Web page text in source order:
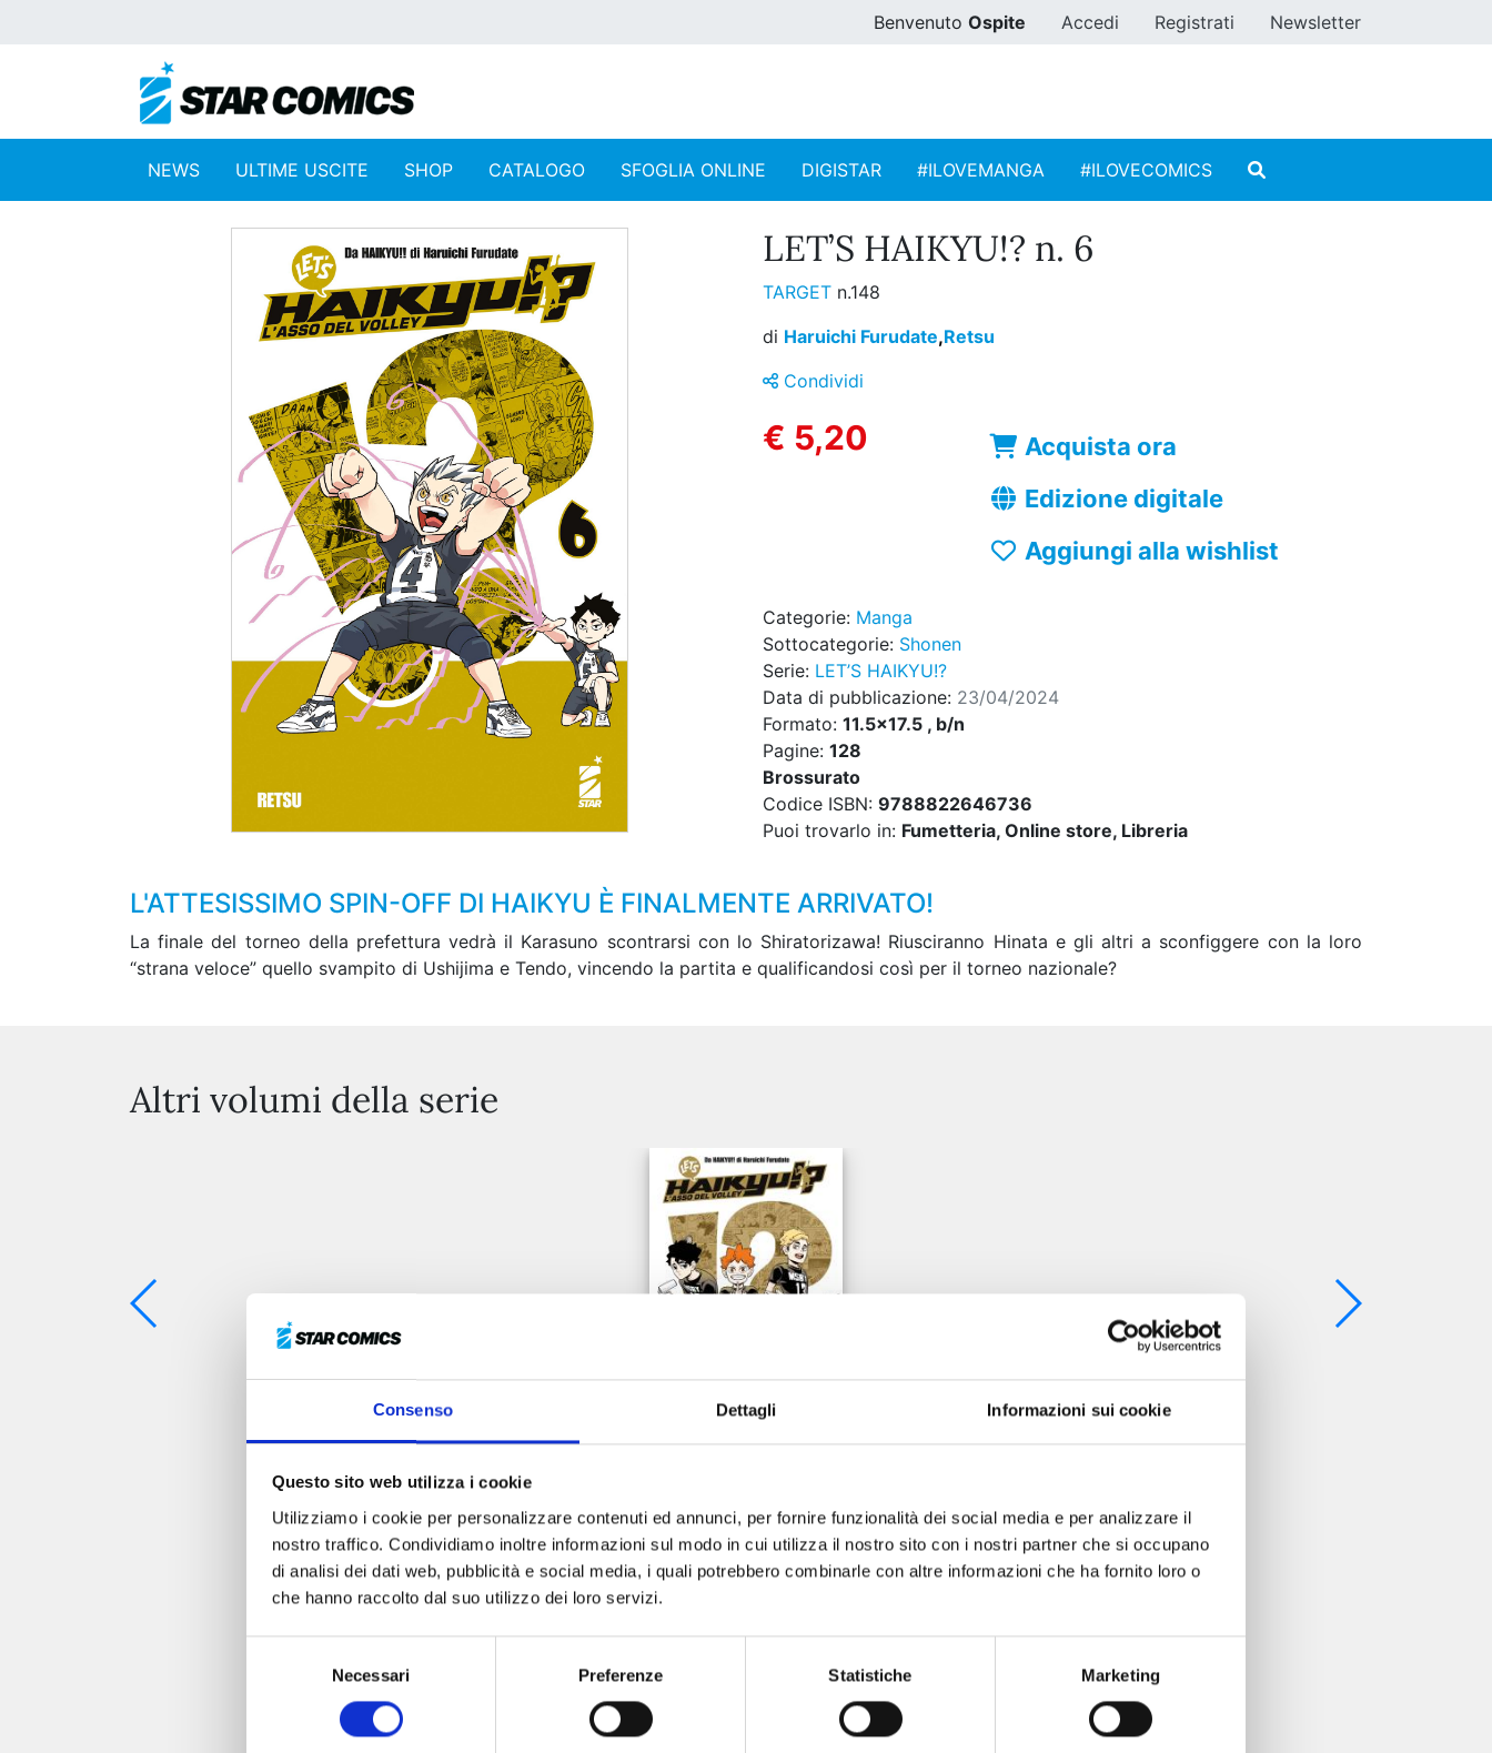
Consenso Dettagli Informazioni sui cookie
Questo sito web utilizza i cookie
Utilizziamo i cookie per personalizzare contenuti ed annunci, per fornire funzionalità dei social media e per analizzare il
nostro traffico. Condividiamo inoltre informazioni sul modo in cui utilizza il nostro sito con i nostri partner che si occupano
di analisi dei dati web, pubblicità e social media, i quali potrebbero combinarle con altre informazioni che ha fornito loro o
che hanno raccolto dal suo utilizzo dei loro servizi.
Necessari Preferenze Statistiche Marketing
Benvenuto Ospite Accedi Registrati Newsletter
NEWS ULTIME USCITE SHOP CATALOGO SFOGLIA ONLINE DIGISTAR #ILOVEMANGA #ILOVECOMICS
LET’S HAIKYU!? n. 6
TARGET n.148
di Haruichi Furudate,Retsu
Condividi
€ 5,20
Acquista ora
Edizione digitale
Aggiungi alla wishlist
Categorie: Manga
Sottocategorie: Shonen
Serie: LET’S HAIKYU!?
Data di pubblicazione: 23/04/2024
Formato: 11.5x17.5 , b/n
Pagine: 128
Brossurato
Codice ISBN: 9788822646736
Puoi trovarlo in: Fumetteria, Online store, Libreria
L'ATTESISSIMO SPIN-OFF DI HAIKYU È FINALMENTE ARRIVATO!
La finale del torneo della prefettura vedrà il Karasuno scontrarsi con lo Shiratorizawa! Riusciranno Hinata e gli altri a sconfiggere con la loro
“strana veloce” quello svampito di Ushijima e Tendo, vincendo la partita e qualificandosi così per il torneo nazionale?
Altri volumi della serie
25/02/2025
€ 5,20